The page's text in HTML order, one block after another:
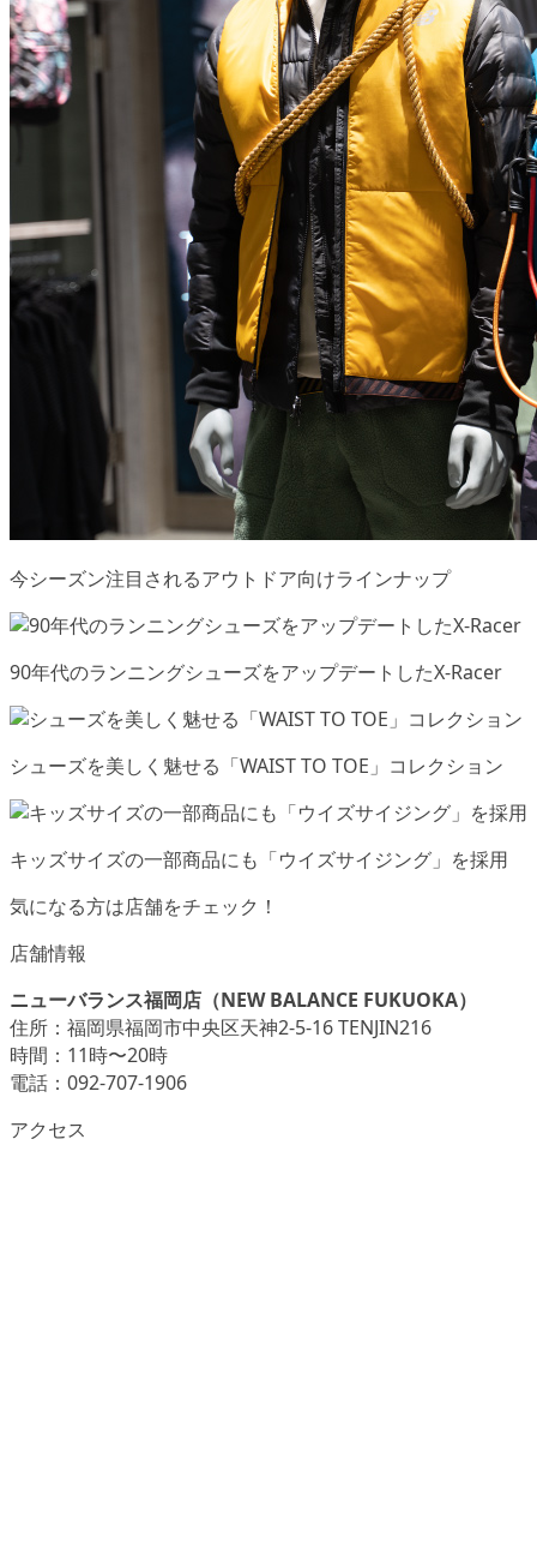
今シーズン注目されるアウトドア向けラインナップ
90年代のランニングシューズをアップデートしたX-Racer
シューズを美しく魅せる「WAIST TO TOE」コレクション
キッズサイズの一部商品にも「ウイズサイジング」を採用
気になる方は店舗をチェック！
店舗情報
ニューバランス福岡店（NEW BALANCE FUKUOKA）
住所：福岡県福岡市中央区天神2-5-16 TENJIN216
時間：11時〜20時
電話：092-707-1906
アクセス